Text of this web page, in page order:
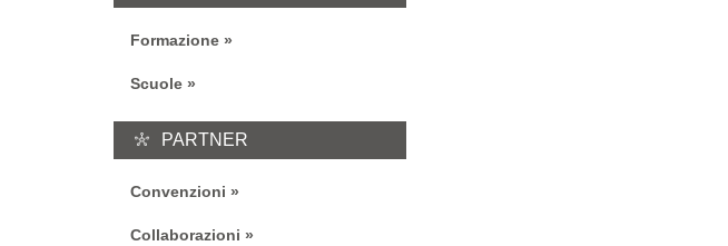
Formazione
Scuole
PARTNER
Convenzioni
Collaborazioni